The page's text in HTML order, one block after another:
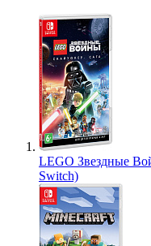
LEGO Звездные
Switch)